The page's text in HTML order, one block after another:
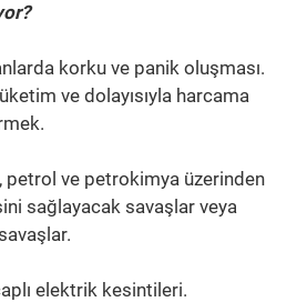
korku ve panik oluşması.
ve dolayısıyla harcama
petrol ve petrokimya üzerinden
sağlayacak savaşlar veya
elektrik kesintileri.